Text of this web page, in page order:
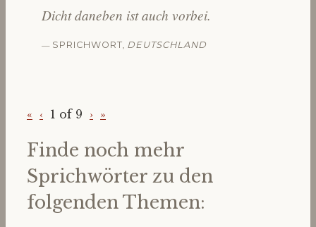
Dicht daneben ist auch vorbei.
— SPRICHWORT DEUTSCHLAND
« ‹ 1 of 9 › »
Finde noch mehr
Sprichwörter zu den
folgenden Themen: